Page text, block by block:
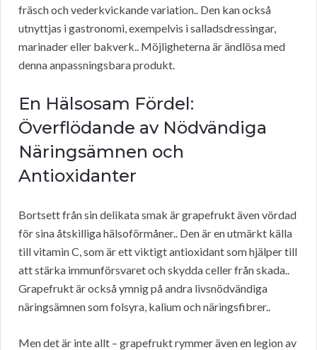
fräsch och vederkvickande variation.. Den kan också
utnyttjas i gastronomi, exempelvis i salladsdressingar,
marinader eller bakverk.. Möjligheterna är ändlösa med
denna anpassningsbara produkt.
En Hälsosam Fördel:
Överflödande av Nödvändiga
Näringsämnen och
Antioxidanter
Bortsett från sin delikata smak är grapefrukt även vördad
för sina åtskilliga hälsoförmåner.. Den är en utmärkt källa
till vitamin C, som är ett viktigt antioxidant som hjälper till
att stärka immunförsvaret och skydda celler från skada..
Grapefrukt är också ymnig på andra livsnödvändiga
näringsämnen som folsyra, kalium och näringsfibrer..
Men det är inte allt – grapefrukt rymmer även en legion av